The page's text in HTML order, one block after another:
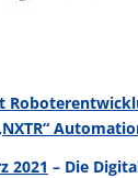
2021 – Die